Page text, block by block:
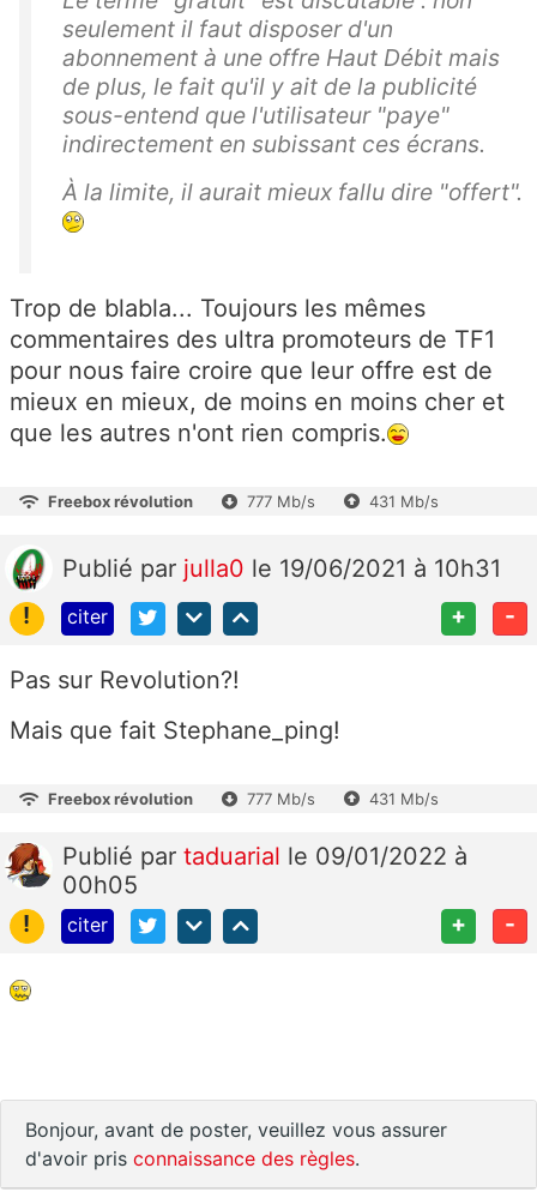
seulement il faut disposer d'un
abonnement à une offre Haut Débit mais
de plus, le fait qu'il y ait de la publicité
sous-entend que l'utilisateur "paye"
indirectement en subissant ces écrans.
À la limite, il aurait mieux fallu dire "offert".
Trop de blabla... Toujours les mêmes
commentaires des ultra promoteurs de TF1
pour nous faire croire que leur offre est de
mieux en mieux, de moins en moins cher et
que les autres n'ont rien compris.
Freebox révolution 777 Mb/s 431 Mb/s
Publié par julla0 le 19/06/2021 à 10h31
!
citer + -
Pas sur Revolution?!
Mais que fait Stephane_ping!
Freebox révolution 777 Mb/s 431 Mb/s
Publié par taduarial le 09/01/2022 à
00h05
!
citer + -
Bonjour, avant de poster, veuillez vous assurer
d'avoir pris connaissance des règles.